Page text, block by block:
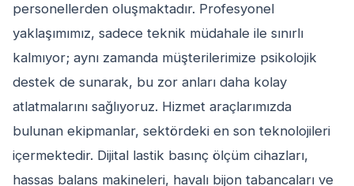
personellerden oluşmaktadır. Profesyonel
yaklaşımımız, sadece teknik müdahale ile sınırlı
kalmıyor; aynı zamanda müşterilerimize psikolojik
destek de sunarak, bu zor anları daha kolay
atlatmalarını sağlıyoruz. Hizmet araçlarımızda
bulunan ekipmanlar, sektördeki en son teknolojileri
içermektedir. Dijital lastik basınç ölçüm cihazları,
hassas balans makineleri, havalı bijon tabancaları ve